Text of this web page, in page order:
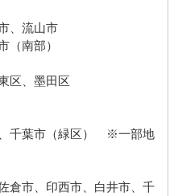
、流山市
南部）
区、墨田区
千葉市（緑区） ※一部地
倉市、印西市、白井市、千